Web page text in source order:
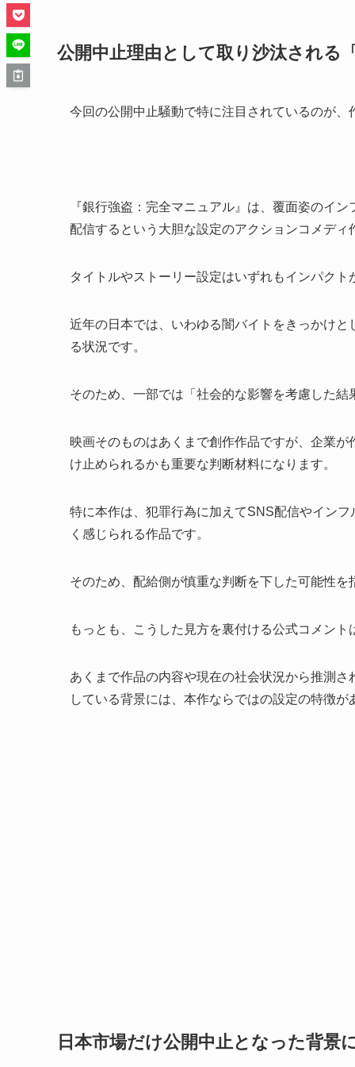
公開中止理由として取り沙汰される
今回の公開中止騒動で特に注目されているのが
『銀行強盗：完全マニュアル』は、覆面姿のイ
配信するという大胆な設定のアクションコメディ
タイトルやストーリー設定はいずれもインパク
近年の日本では、いわゆる闇バイトをきっかけ
る状況です。
そのため、一部では「社会的な影響を考慮した
映画そのものはあくまで創作作品ですが、企業
け止められるかも重要な判断材料になります。
特に本作は、犯罪行為に加えてSNS配信やイン
く感じられる作品です。
そのため、配給側が慎重な判断を下した可能性を
もっとも、こうした見方を裏付ける公式コメン
あくまで作品の内容や現在の社会状況から推測
している背景には、本作ならではの設定の特徴が
日本市場だけ公開中止となった背景